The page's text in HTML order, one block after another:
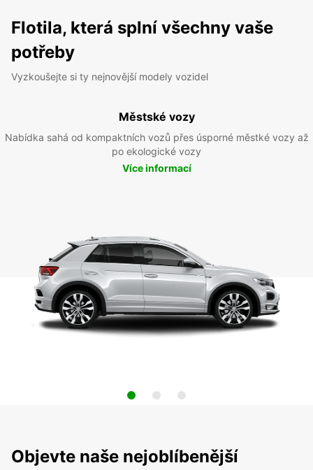
Flotila, která splní všechny vaše
potřeby
Vyzkoušejte si ty nejnovější modely vozidel
Městské vozy
Nabídka sahá od kompaktních vozů přes úsporné městké vozy až
po ekologické vozy
Více informací
Objevte naše nejoblíbenější